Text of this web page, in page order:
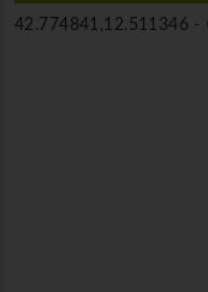
42.774841,12.511346 -